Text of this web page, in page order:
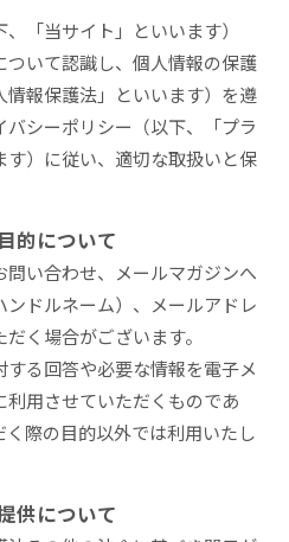
、「当サイト」といいます）
いて認識し、個人情報の保護
報保護法」といいます）を遵
シーポリシー（以下、「プラ
）に従い、適切な取扱いと保
的について
い合わせ、メールマガジンへ
ドルネーム）、メールアドレ
く場合がございます。
る回答や必要な情報を電子メ
用させていただくものであ
際の目的以外では利用いたし
供について